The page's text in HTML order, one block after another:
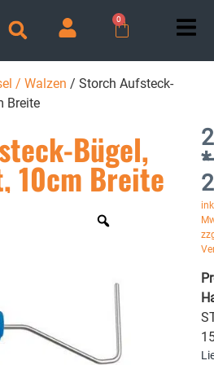
0
/ Walzen / Storch Aufsteck-
Breite
Bügel,
10cm Breite *